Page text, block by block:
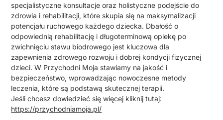
specjalistyczne konsultacje oraz holistyczne podejście do
zdrowia i rehabilitacji, które skupia się na maksymalizacji
potencjału ruchowego każdego dziecka. Dbałość o
odpowiednią rehabilitację i długoterminową opiekę po
zwichnięciu stawu biodrowego jest kluczowa dla
zapewnienia zdrowego rozwoju i dobrej kondycji fizycznej
dzieci. W Przychodni Moja stawiamy na jakość i
bezpieczeństwo, wprowadzając nowoczesne metody
leczenia, które są podstawą skutecznej terapii.
Jeśli chcesz dowiedzieć się więcej kliknij tutaj:
https://przychodniamoja.pl/